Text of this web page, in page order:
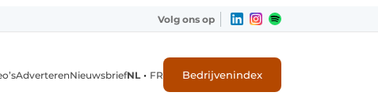
Volg ons op
AdverterenNieuwsbriefNL • FR Bedrijvenindex